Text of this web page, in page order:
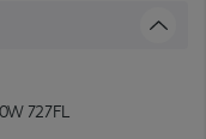
727FL